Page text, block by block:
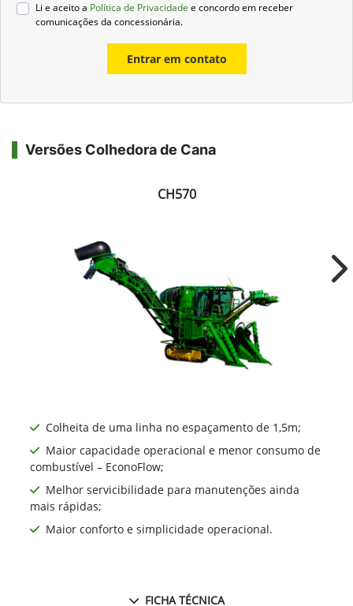
Li e aceito a Política de Privacidade e concordo em receber
comunicações da concessionária.
Entrar em contato
Versões Colhedora de Cana
CH570
Colheita de uma linha no espaçamento de 1,5m;
Maior capacidade operacional e menor consumo de
combustível – EconoFlow;
Melhor servicibilidade para manutenções ainda
mais rápidas;
Maior conforto e simplicidade operacional.
FICHA TÉCNICA